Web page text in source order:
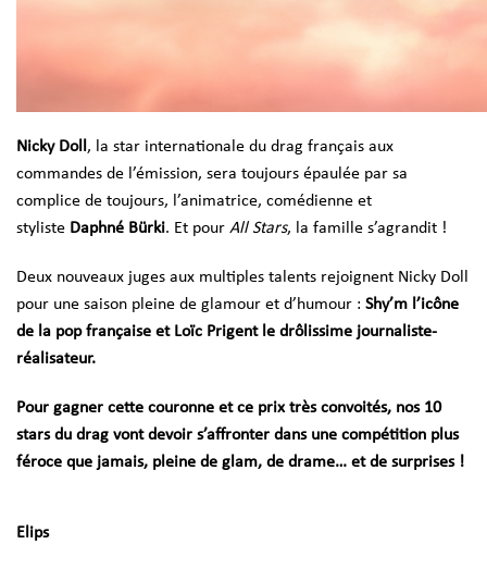
Nicky Doll, la star internationale du drag français aux
commandes de l’émission, sera toujours épaulée par sa
complice de toujours, l’animatrice, comédienne et
styliste Daphné Bürki. Et pour All Stars, la famille s’agrandit !
Deux nouveaux juges aux multiples talents rejoignent Nicky Doll
pour une saison pleine de glamour et d’humour : Shy’m l’icône
de la pop française et Loïc Prigent le drôlissime journaliste-
réalisateur.
Pour gagner cette couronne et ce prix très convoités, nos 10
stars du drag vont devoir s’affronter dans une compétition plus
féroce que jamais, pleine de glam, de drame… et de surprises !
Elips